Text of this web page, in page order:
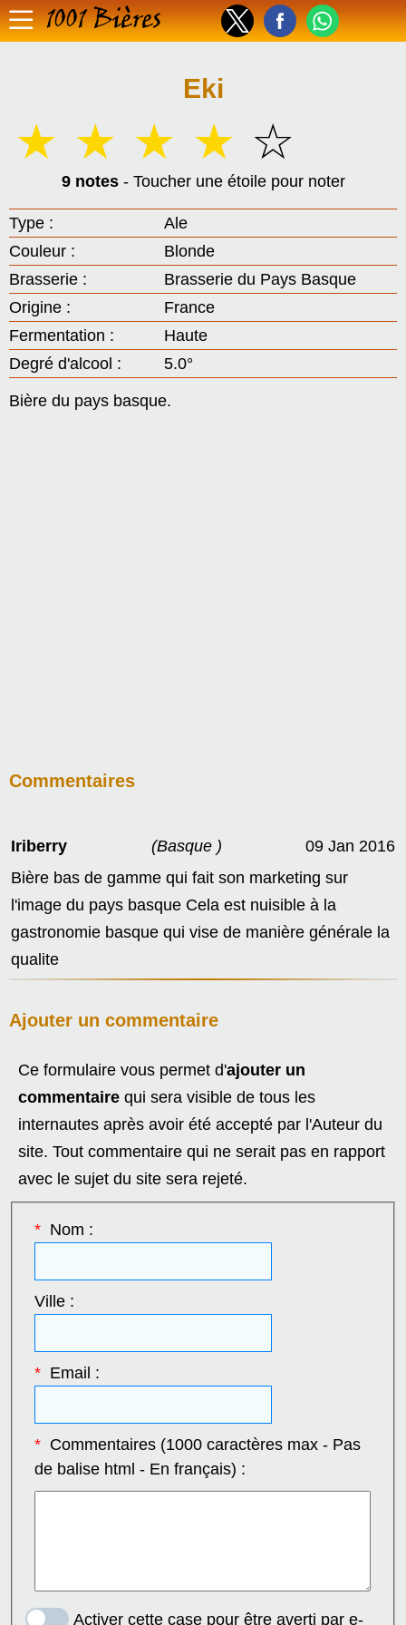
1001 Bières
Eki
☆
☆
☆
☆
☆
9 notes- Toucher une étoile pour noter
Type :
Ale
Couleur :
Blonde
Brasserie :
Brasserie du Pays Basque
Origine :
France
Fermentation :
Haute
Degré d'alcool :
5.0°
Bière du pays basque.
Commentaires
Iriberry (Basque )
09 Jan 2016
Bière bas de gamme qui fait son marketing sur
l'image du pays basque Cela est nuisible à la
gastronomie basque qui vise de manière générale la
qualite
Ajouter un commentaire
Ce formulaire vous permet d'ajouter un
commentaire qui sera visible de tous les
internautes après avoir été accepté par l'Auteur du
site. Tout commentaire qui ne serait pas en rapport
avec le sujet du site sera rejeté.
*Nom :
Ville :
*Email :
*Commentaires (1000 caractères max - Pas
de balise html - En français) :
Activer cette case pour être averti par e-